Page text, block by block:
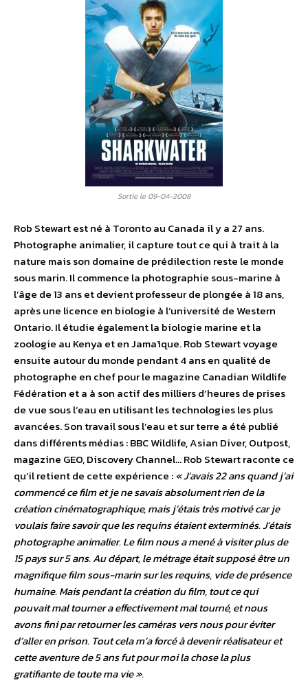
Sortie le 09-04-2008
Rob Stewart est né à Toronto au Canada il y a 27 ans.
Photographe animalier, il capture tout ce qui à trait à la
nature mais son domaine de prédilection reste le monde
sous marin. Il commence la photographie sous-marine à
l’âge de 13 ans et devient professeur de plongée à 18 ans,
après une licence en biologie à l’université de Western
Ontario. Il étudie également la biologie marine et la
zoologie au Kenya et en Jamaïque. Rob Stewart voyage
ensuite autour du monde pendant 4 ans en qualité de
photographe en chef pour le magazine Canadian Wildlife
Fédération et a à son actif des milliers d’heures de prises
de vue sous l’eau en utilisant les technologies les plus
avancées. Son travail sous l’eau et sur terre a été publié
dans différents médias : BBC Wildlife, Asian Diver, Outpost,
magazine GEO, Discovery Channel… Rob Stewart raconte ce
qu’il retient de cette expérience :« J’avais 22 ans quand j’ai
commencé ce film et je ne savais absolument rien de la
création cinématographique, mais j’étais très motivé car je
voulais faire savoir que les requins étaient exterminés. J’étais
photographe animalier. Le film nous a mené à visiter plus de
15 pays sur 5 ans. Au départ, le métrage était supposé être un
magnifique film sous-marin sur les requins, vide de présence
humaine. Mais pendant la création du film, tout ce qui
pouvait mal tourner a effectivement mal tourné, et nous
avons fini par retourner les caméras vers nous pour éviter
d’aller en prison. Tout cela m’a forcé à devenir réalisateur et
cette aventure de 5 ans fut pour moi la chose la plus
gratifiante de toute ma vie ».